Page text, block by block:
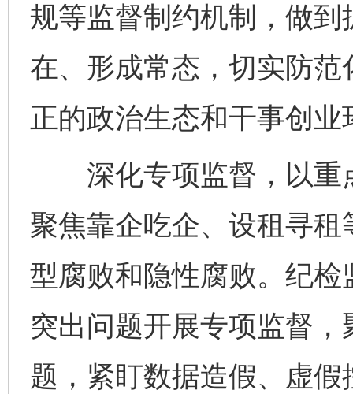
规等监督制约机制，做
在、形成常态，切实防
正的政治生态和干事创业
深化专项监督，以重
聚焦靠企吃企、设租寻
型腐败和隐性腐败。纪
突出问题开展专项监督
题，紧盯数据造假、虚